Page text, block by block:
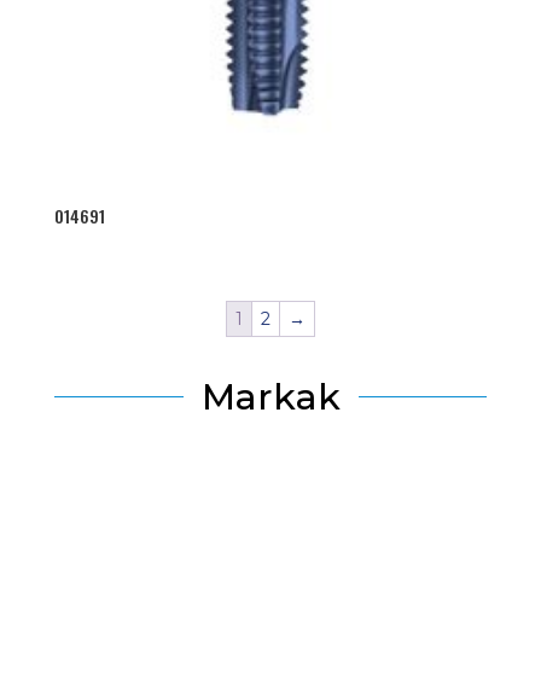
014691
1 2 →
Markak